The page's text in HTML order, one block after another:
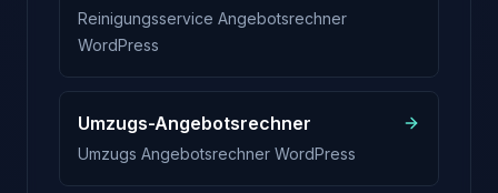
Reinigungsservice Angebotsrechner
WordPress
Umzugs-Angebotsrechner
Umzugs Angebotsrechner WordPress